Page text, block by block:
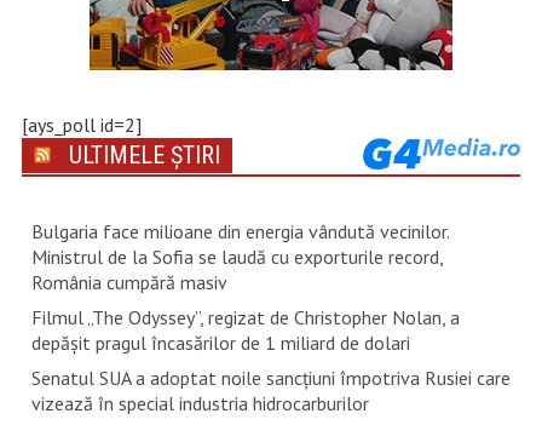
[ays_poll id=2]
ULTIMELE ȘTIRI
Bulgaria face milioane din energia vândută vecinilor.
Ministrul de la Sofia se laudă cu exporturile record,
România cumpără masiv
Filmul „The Odyssey”, regizat de Christopher Nolan, a
depăşit pragul încasărilor de 1 miliard de dolari
Senatul SUA a adoptat noile sancţiuni împotriva Rusiei care
vizează în special industria hidrocarburilor